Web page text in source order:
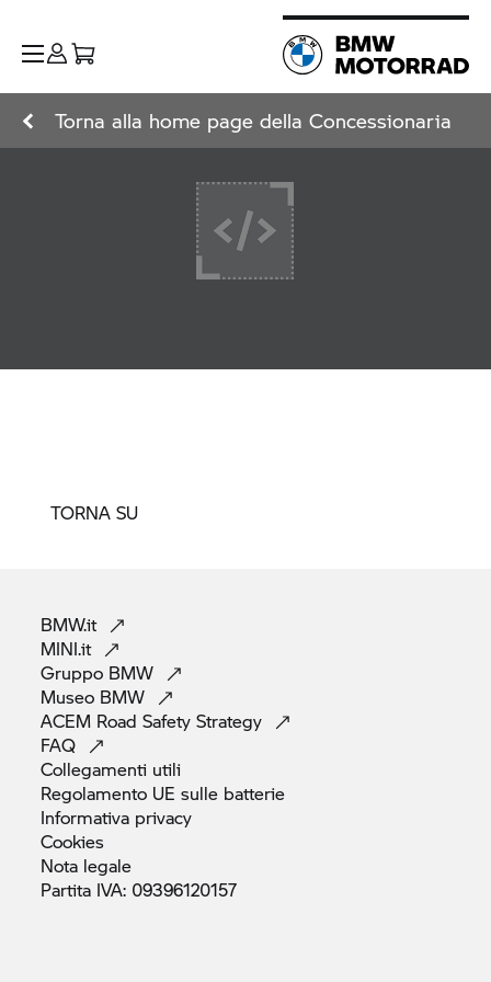
Torna alla home page della Concessionaria
TORNA SU
BMW.it
MINI.it
Gruppo BMW
Museo BMW
ACEM Road SafetyStrategy
FAQ
Collegamenti utili
Regolamento UE sulle batterie
Informativa privacy
Cookies
Nota legale
Partita IVA: 09396120157